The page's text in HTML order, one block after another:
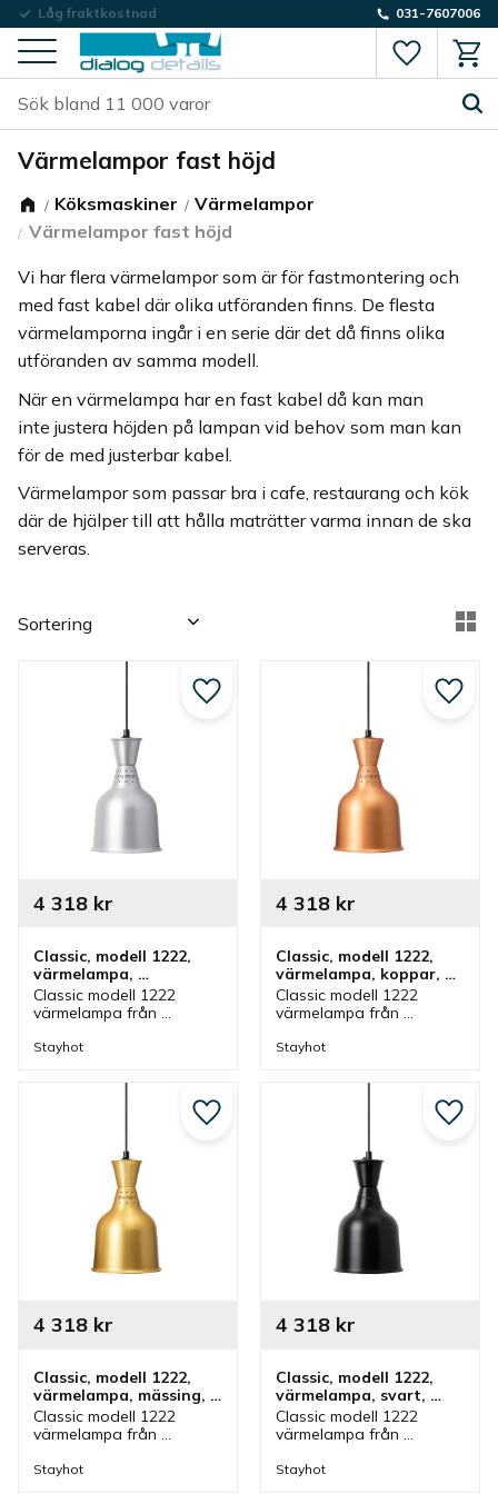
Meny
Låg fraktkostnad 031-7607006
Värmelampor fast höjd
Köksmaskiner
Värmelampor
Värmelampor fast höjd
Vi har flera värmelampor som är för fastmontering och
med fast kabel där olika utföranden finns. De flesta
värmelamporna ingår i en serie där det då finns olika
utföranden av samma modell.
När en värmelampa har en fast kabel då kan man
inte justera höjden på lampan vid behov som man kan
för de med justerbar kabel.
Värmelampor som passar bra i cafe, restaurang och kök
där de hjälper till att hålla maträtter varma innan de ska
serveras.
Välj sortering
Classic, modell 1222,
värmelampa,
aluminium,
fastmontering
Classic modell 1222
värmelampa från
fastmontering.
kabel och höjd som finns
4 318kr
Stayhot
Lägg till i favoriter
Classic, modell 1222,
värmelampa, koppar,
fastmontering
Classic modell 1222
värmelampa från
fastmontering.
kabel och höjd som finns
4 318kr
Stayhot
Lägg
Classic, modell 1222,
värmelampa, mässing,
fastmontering
Classic modell 1222
värmelampa från
fastmontering.
4 318kr
Stayhot
Lägg till i favoriter
Classic, modell 1222,
värmelampa, svart,
fastmontering
Classic modell 1222
värmelampa från
fastmontering.
4 318kr
Stayhot
Lägg